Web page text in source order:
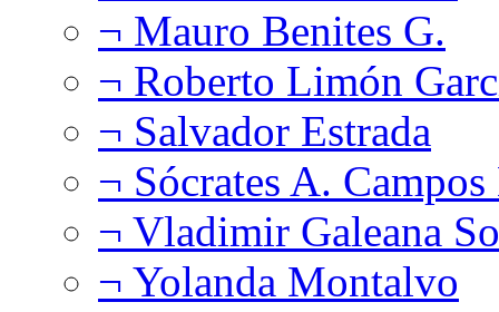
¬ Mauro Benites G.
¬ Roberto Limón
¬ Salvador Estrada
¬ Sócrates A.
¬ Vladimir Galeana
¬ Yolanda Montalvo